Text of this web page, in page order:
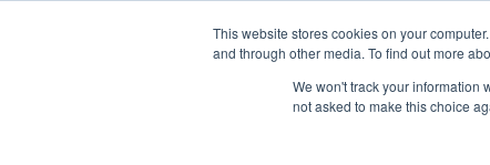
This website stores cookies on your
and through other media. To find out more
We won't track your information
not asked to make this choice